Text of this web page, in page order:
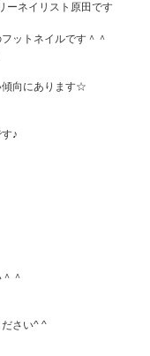
ーネイリスト原田です
ットネイルです＾＾
傾向にあります☆
♪
＾
さい^ ^